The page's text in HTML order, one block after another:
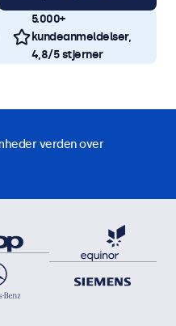
5.000+
kundeanmeldelser,
4,8/5 stjerner
verden over